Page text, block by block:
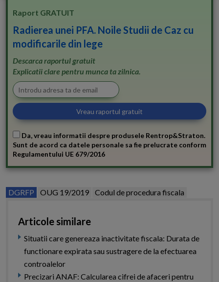
Raport GRATUIT
Radierea unei PFA. Noile Studii de Caz cu
modificarile din lege
Descarca raportul gratuit
Explicatii clare pentru munca ta zilnica.
Da, vreau informatii despre produsele Rentrop&Straton.
Sunt de acord ca datele personale sa fie prelucrate conform
Regulamentului UE 679/2016
DGRFP OUG 19/2019 Codul de procedura fiscala
Articole similare
Situatii care genereaza inactivitate fiscala: Durata de
functionare expirata sau sustragere de la efectuarea
controalelor
Precizari ANAF: Calcularea cifrei de afaceri pentru